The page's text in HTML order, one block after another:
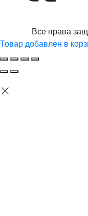
Все права
Товар добавлен в